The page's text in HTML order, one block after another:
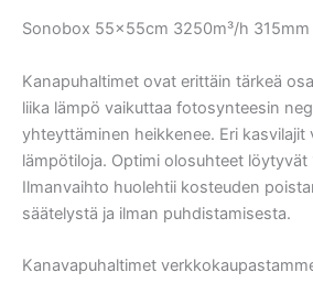
Sonobox 55x55cm 3250m³/h 315mm
Kanapuhaltimet ovat erittäin tärkeä
liika lämpö vaikuttaa fotosynteesin
yhteyttäminen heikkenee. Eri kasvilajit
lämpötiloja. Optimi olosuhteet löytyvät
Ilmanvaihto huolehtii kosteuden
säätelystä ja ilman puhdistamisesta.
Kanavapuhaltimet